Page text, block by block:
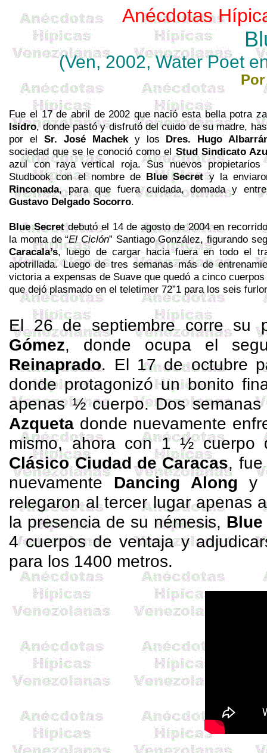
Anécdotas
(Ven, 2002,Water Poet
Fue el 17 de abril de 2002 que nació esta bella potra
Isidro, donde pastó y disfrutó del cuido de su madre,
por el Sr. José Macheky los Dres. Hugo
sociedad que se le conoció como el StudSindicato
azul con raya vertical roja. Sus nuevos
Studbookcon el nombre de BlueSecrety la
Rinconada, para que fuera cuidada, domada y
Gustavo Delgado Socorro.
BlueSecretdebutó el 14 de agosto de 2004 en
la monta de “El Ciclón” Santiago González, figurando
Caracala’s, luego de cargar hacia fuera en todo el
apotrillada. Luego de tres semanas más de
victoria a expensas de Suave que quedó a cinco
que dejó plasmado en elteletimer 72”1 para los seis
El 26 de septiembre corre su
Gómez, donde ocupa el
Reinaprado. El 17 de octubre
donde protagonizó un bonito
apenas ½ cuerpo. Dos
Azqueta donde nuevamente
mismo, ahora con 1 ½ cuerpo
Clásico Ciudad de Caracas,
nuevamente Dancing Along y
relegaron al tercer lugar apenas
la presencia de su némesis,
4 cuerpos de ventaja y
para los 1400 metros.